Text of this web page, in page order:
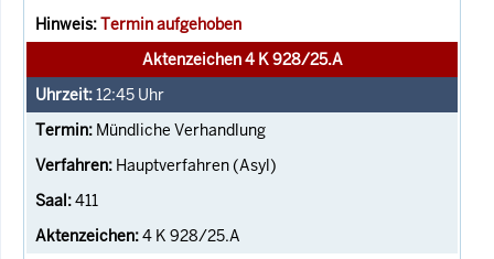
Termin aufgehoben
Aktenzeichen 4 K 928/25.A
12:45 Uhr
Mündliche Verhandlung
Hauptverfahren (Asyl)
411
4 K 928/25.A